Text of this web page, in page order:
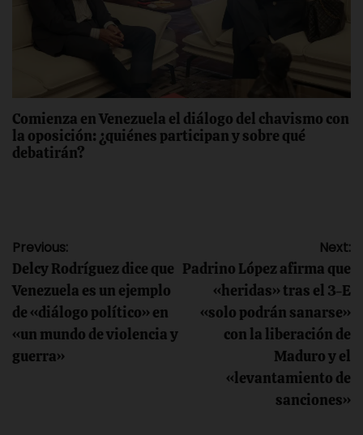
Comienza en Venezuela el diálogo del chavismo con
la oposición: ¿quiénes participan y sobre qué
debatirán?
Navegación
de
entradas
Previous:
Delcy Rodríguez dice que
Venezuela es un ejemplo
de «diálogo político» en
«un mundo de violencia y
guerra»
Next:
Padrino López afirma que
«heridas» tras el 3-E
«solo podrán sanarse»
con la liberación de
Maduro y el
«levantamiento de
sanciones»